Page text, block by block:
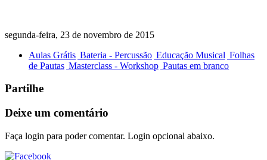
segunda-feira, 23 de novembro de 2015
Aulas Grátis Bateria - Percussão Educação Musical Folhas
de Pautas Masterclass - Workshop Pautas em branco
Partilhe
Deixe um comentário
Faça login para poder comentar. Login opcional abaixo.